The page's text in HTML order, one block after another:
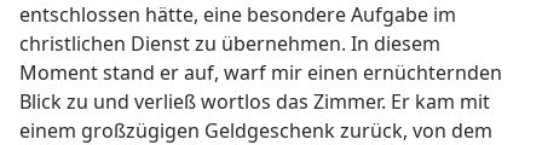
entschlossen hätte, eine besondere Aufgabe im
christlichen Dienst zu übernehmen. In diesem
Moment stand er auf, warf mir einen ernüchternden
Blick zu und verließ wortlos das Zimmer. Er kam mit
einem großzügigen Geldgeschenk zurück, von dem